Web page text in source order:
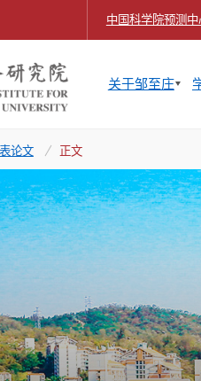
中国科学院预测中
关于邹至庄
论文 正文